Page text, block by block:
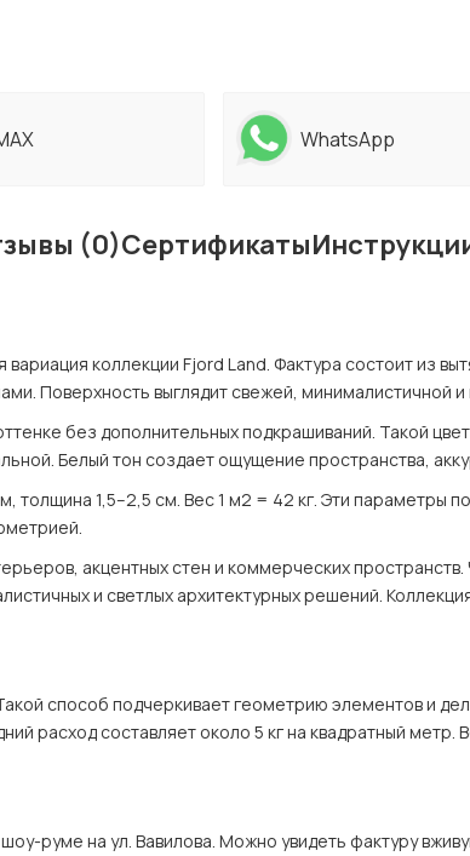
WhatsApp
(0)Сертификаты
коллекции Fjord Land. Фактура состоит из
Поверхность выглядит свежей, минималистичной и
без дополнительных подкрашиваний. Такой
Белый тон создает ощущение пространства,
толщина 1,5–2,5 см. Вес 1 м2 = 42 кг. Эти параметры
акцентных стен и коммерческих
и светлых архитектурных решений.
способ подчеркивает геометрию элементов и
расход составляет около 5 кг на квадратный
руме на ул. Вавилова. Можно увидеть фактуру